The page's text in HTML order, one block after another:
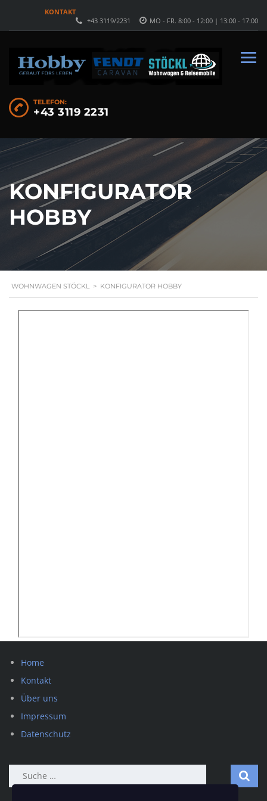
KONTAKT
MO - FR. 8:00 - 12:00 | 13:00 - 17:00
+43 3119/2231
TELEFON:
+43 3119 2231
KONFIGURATOR
HOBBY
WOHNWAGEN STÖCKL > KONFIGURATOR HOBBY
Home
Kontakt
Über uns
Impressum
Datenschutz
Suche
nach: